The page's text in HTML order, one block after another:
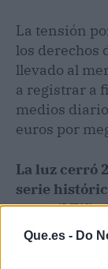
Que.es - Do
La tensión
los derechos
llevado al
a registrar a
medios
euros por
La luz cerró
serie
euros/MWh
registrada